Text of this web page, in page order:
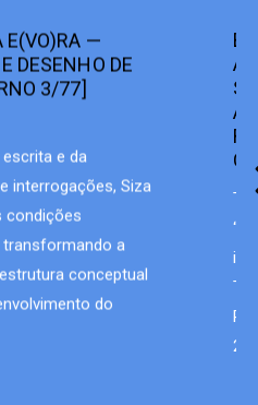
E(VO)RA —
DESENHO DE
3/77]
escrita e da
interrogações, Siza
condições
a
conceptual
do